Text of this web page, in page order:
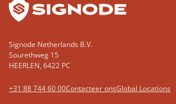
Signode Netherlands B.V.
Sourethweg 15
HEERLEN, 6422 PC
+31 88 744 60 00Contacteer onsGlobal Locations